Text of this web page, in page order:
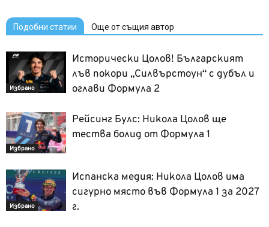
Подобни статии Още от същия автор
Избрано
Исторически Цолов! Българският
лъв покори „Силвърстоун“ с дубъл и
оглави Формула 2
Избрано
Рейсинг Булс: Никола Цолов ще
тества болид от Формула 1
Избрано
Испанска медия: Никола Цолов има
сигурно място във Формула 1 за 2027
г.